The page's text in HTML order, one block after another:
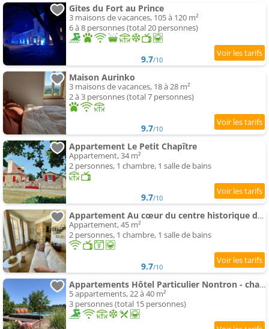
Gites du Fort au Prince
3 maisons de vacances, 105 à 120 m²
6 à 8 personnes (total 20 personnes)
9.7/10
Maison Aurinko
3 maisons de vacances, 18 à 28 m²
2 à 3 personnes (total 7 personnes)
9.7/10
Appartement Le Petit Chapître
Appartement, 34 m²
2 personnes, 1 chambre, 1 salle de bains
9.7/10
Appartement Au cœur du centre historique de Sarlat
Appartement, 45 m²
2 personnes, 1 chambre, 1 salle de bains
9.7/10
Appartements Hôtel Particulier Nontron - chambre d'hôtes et meublés de tourisme
5 appartements, 22 à 40 m²
3 personnes (total 15 personnes)